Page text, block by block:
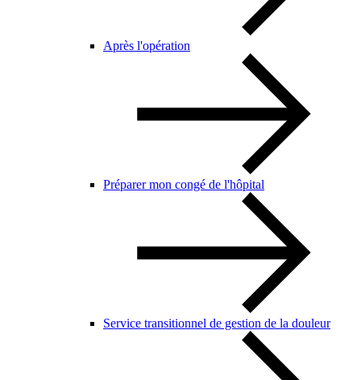
Après l'opération
Préparer mon congé de l'hôpital
Service transitionnel de gestion de la douleur